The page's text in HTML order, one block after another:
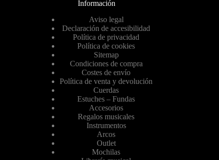
Información
Aviso legal
Declaración de accesibilidad
Política de privacidad
Política de cookies
Sitemap
Condiciones de compra
Costes de envío
Política de venta y devolución
Cuerdas
Estuches – Fundas
Accesorios
Regalos musicales
Instrumentos
Arcos
Outlet
Mochilas